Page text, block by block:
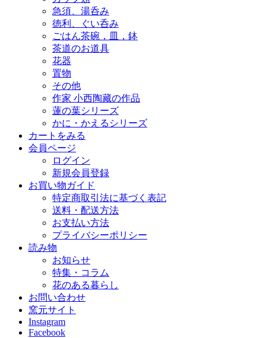
急須、湯呑み
徳利、ぐい呑み
ごはん茶碗，皿，鉢
茶道のお道具
花器
置物
その他
作家 小西陶藏の作品
蓮の葉シリーズ
かに・かえるシリーズ
カートをみる
会員ページ
ログイン
新規会員登録
お買い物ガイド
特定商取引法に基づく表記
送料・配送方法
お支払い方法
プライバシーポリシー
読み物
お知らせ
特集・コラム
花のある暮らし
お問い合わせ
窯元サイト
Instagram
Facebook